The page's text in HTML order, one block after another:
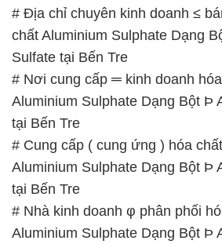
# Địa chỉ chuyên kinh doanh ≤
chất Aluminium Sulphate Dạng
Sulfate tại Bến Tre
# Nơi cung cấp ═ kinh doanh
Aluminium Sulphate Dạng Bột Þ
tại Bến Tre
# Cung cấp ( cung ứng ) hóa
Aluminium Sulphate Dạng Bột Þ
tại Bến Tre
# Nhà kinh doanh φ phân phối
Aluminium Sulphate Dạng Bột Þ